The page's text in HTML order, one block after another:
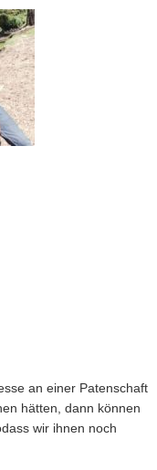
an einer Patenschaft
hätten, dann können
wir ihnen noch